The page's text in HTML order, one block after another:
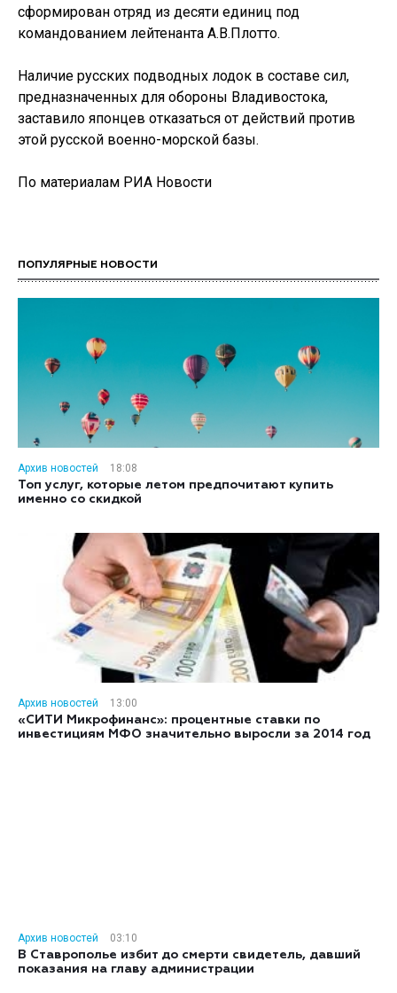
сформирован отряд из десяти единиц под
командованием лейтенанта А.В.Плотто.
Наличие русских подводных лодок в составе сил,
предназначенных для обороны Владивостока,
заставило японцев отказаться от действий против
этой русской военно-морской базы.
По материалам РИА Новости
ПОПУЛЯРНЫЕ НОВОСТИ
Архив новостей
18:08
Топ услуг, которые летом предпочитают купить
именно со скидкой
Архив новостей
13:00
«СИТИ Микрофинанс»: процентные ставки по
инвестициям МФО значительно выросли за 2014 год
Архив новостей
03:10
В Ставрополье избит до смерти свидетель, давший
показания на главу администрации